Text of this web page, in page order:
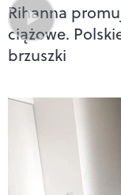
Rihanna
ciążowe.
brzuszki